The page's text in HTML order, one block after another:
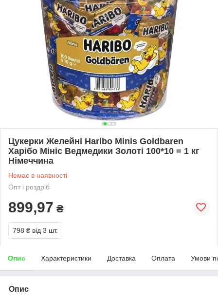
Цукерки Желейні Haribo Minis Goldbaren
Харібо Мініс Ведмедики Золоті 100*10 = 1 кг
Німеччина
Немає в наявності
Опт і роздріб
899,97 ₴
798 ₴ від 3 шт.
Опис Характеристики Доставка Оплата Умови
Опис